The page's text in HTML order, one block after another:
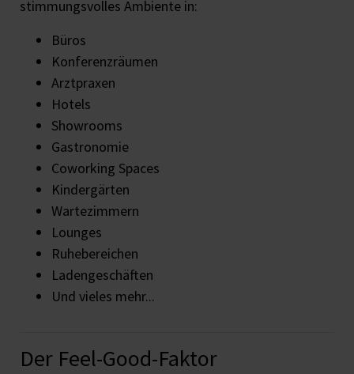
stimmungsvolles Ambiente in:
Büros
Konferenzräumen
Arztpraxen
Hotels
Showrooms
Gastronomie
Coworking Spaces
Kindergärten
Wartezimmern
Lounges
Ruhebereichen
Ladengeschäften
Und vieles mehr...
Der Feel-Good-Faktor